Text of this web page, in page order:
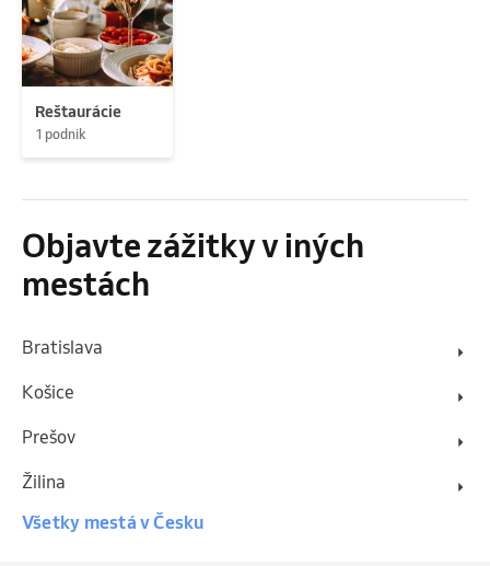
Reštaurácie
1 podnik
Objavte zážitky v iných
mestách
Bratislava
Košice
Prešov
Žilina
Všetky mestá v Česku